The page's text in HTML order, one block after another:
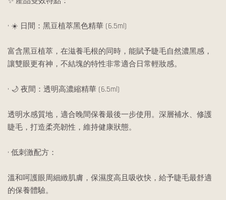
• ☀️ 日間：黑豆植萃黑色精華 (6.5ml)
富含黑豆植萃，在滋養毛根的同時，能賦予睫毛自然濃黑感，
讓雙眼更有神，不結塊的特性非常適合日常輕妝感。
• 🌙 夜間：透明高濃縮精華 (6.5ml)
透明水感質地，適合晚間保養最後一步使用。深層補水、修護
睫毛，打造柔亮韌性，維持健康狀態。
• 低刺激配方：
溫和呵護眼周細緻肌膚，保濕度高且吸收快，給予睫毛最舒適
的保養體驗。